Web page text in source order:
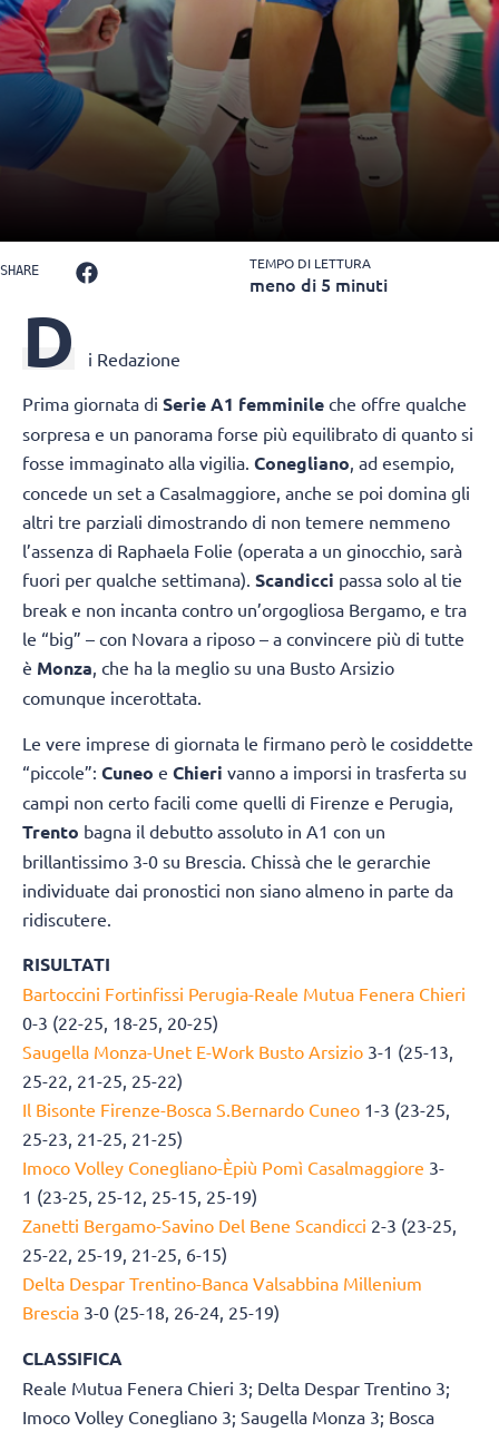
SHARE TEMPO DI LETTURA
meno di 5 minuti
D i Redazione
Prima giornata di Serie A1 femminile che offre qualche
sorpresa e un panorama forse più equilibrato di quanto si
fosse immaginato alla vigilia. Conegliano, ad esempio,
concede un set a Casalmaggiore, anche se poi domina gli
altri tre parziali dimostrando di non temere nemmeno
l’assenza di Raphaela Folie (operata a un ginocchio, sarà
fuori per qualche settimana). Scandicci passa solo al tie
break e non incanta contro un’orgogliosa Bergamo, e tra
le “big” – con Novara a riposo – a convincere più di tutte
è Monza, che ha la meglio su una Busto Arsizio
comunque incerottata.
Le vere imprese di giornata le firmano però le cosiddette
“piccole”: Cuneo e Chieri vanno a imporsi in trasferta su
campi non certo facili come quelli di Firenze e Perugia,
Trento bagna il debutto assoluto in A1 con un
brillantissimo 3-0 su Brescia. Chissà che le gerarchie
individuate dai pronostici non siano almeno in parte da
ridiscutere.
RISULTATI
Bartoccini Fortinfissi Perugia-Reale Mutua Fenera Chieri
0-3 (22-25, 18-25, 20-25)
Saugella Monza-Unet E-Work Busto Arsizio 3-1 (25-13,
25-22, 21-25, 25-22)
Il Bisonte Firenze-Bosca S.Bernardo Cuneo 1-3 (23-25,
25-23, 21-25, 21-25)
Imoco Volley Conegliano-Èpiù Pomì Casalmaggiore 3-
1 (23-25, 25-12, 25-15, 25-19)
Zanetti Bergamo-Savino Del Bene Scandicci 2-3 (23-25,
25-22, 25-19, 21-25, 6-15)
Delta Despar Trentino-Banca Valsabbina Millenium
Brescia 3-0 (25-18, 26-24, 25-19)
CLASSIFICA
Reale Mutua Fenera Chieri 3; Delta Despar Trentino 3;
Imoco Volley Conegliano 3; Saugella Monza 3; Bosca